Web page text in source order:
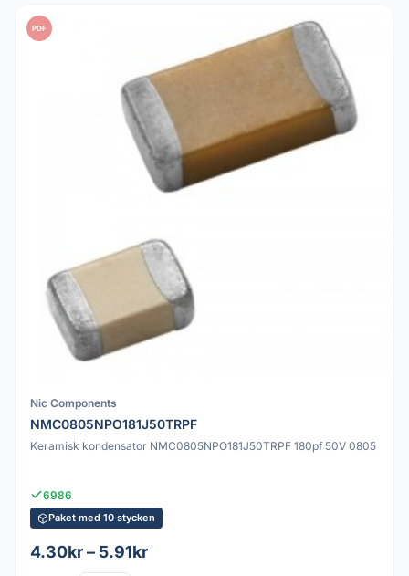
PDF
Nic Components
NMC0805NPO181J50TRPF
Keramisk kondensator NMC0805NPO181J50TRPF 180pf 50V 0805
6986
Paket med 10 stycken
4.30kr – 5.91kr